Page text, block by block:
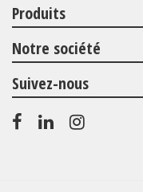
Produits
Notre société
Suivez-nous